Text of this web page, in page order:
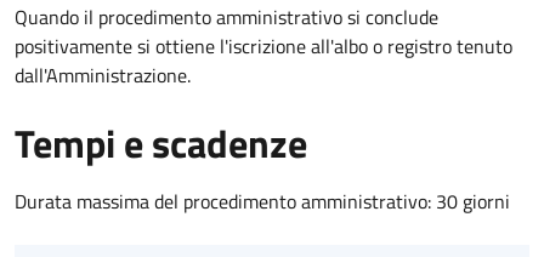
Quando il procedimento amministrativo si conclude
positivamente si ottiene l'iscrizione all'albo o registro tenuto
dall'Amministrazione.
Tempi e scadenze
Durata massima del procedimento amministrativo: 30 giorni